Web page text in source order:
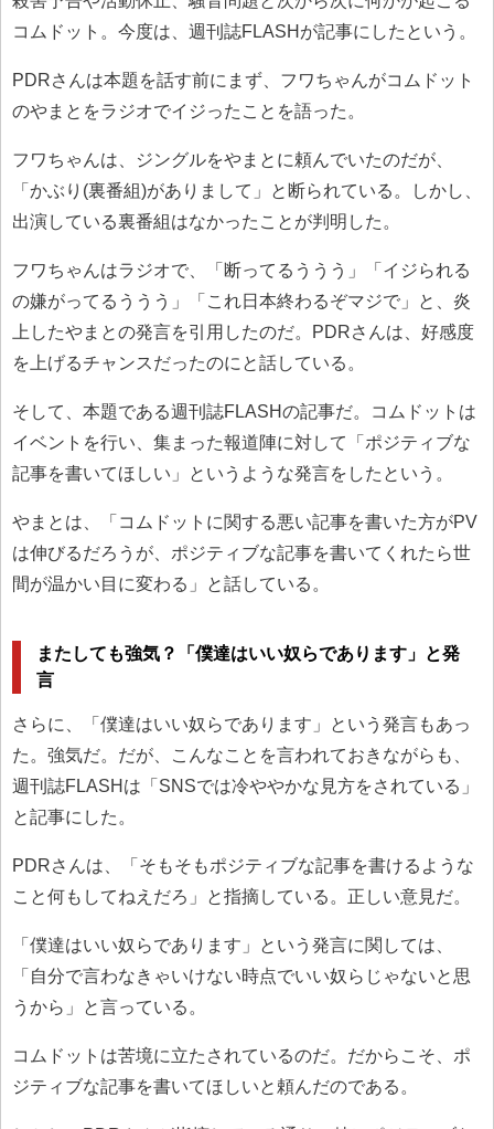
コムドット。今度は、週刊誌FLASHが記事にしたという。
PDRさんは本題を話す前にまず、フワちゃんがコムドット
のやまとをラジオでイジったことを語った。
フワちゃんは、ジングルをやまとに頼んでいたのだが、
「かぶり(裏番組)がありまして」と断られている。しかし、
出演している裏番組はなかったことが判明した。
フワちゃんはラジオで、「断ってるううう」「イジられる
の嫌がってるううう」「これ日本終わるぞマジで」と、炎
上したやまとの発言を引用したのだ。PDRさんは、好感度
を上げるチャンスだったのにと話している。
そして、本題である週刊誌FLASHの記事だ。コムドットは
イベントを行い、集まった報道陣に対して「ポジティブな
記事を書いてほしい」というような発言をしたという。
やまとは、「コムドットに関する悪い記事を書いた方がPV
は伸びるだろうが、ポジティブな記事を書いてくれたら世
間が温かい目に変わる」と話している。
またしても強気？「僕達はいい奴らであります」と発
言
さらに、「僕達はいい奴らであります」という発言もあっ
た。強気だ。だが、こんなことを言われておきながらも、
週刊誌FLASHは「SNSでは冷ややかな見方をされている」
と記事にした。
PDRさんは、「そもそもポジティブな記事を書けるような
こと何もしてねえだろ」と指摘している。正しい意見だ。
「僕達はいい奴らであります」という発言に関しては、
「自分で言わなきゃいけない時点でいい奴らじゃないと思
うから」と言っている。
コムドットは苦境に立たされているのだ。だからこそ、ポ
ジティブな記事を書いてほしいと頼んだのである。